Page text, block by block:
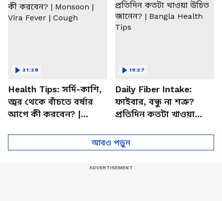
Health Tips: সর্দি-কাশি,
জ্বর থেকে বাঁচতে বর্ষার
আগে কী করবেন? |
21:28
Daily Fiber Intake:
ফাইবার, বন্ধু না শত্রু?
প্রতিদিন কতটা খাওয়া
Health Tips
19:27
আরও পড়ুন